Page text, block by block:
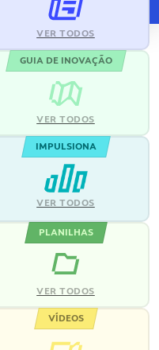
VER TODOS
GUIA DE INOVAÇÃO
VER TODOS
IMPULSIONA
VER TODOS
PLANILHAS
VER TODOS
VÍDEOS